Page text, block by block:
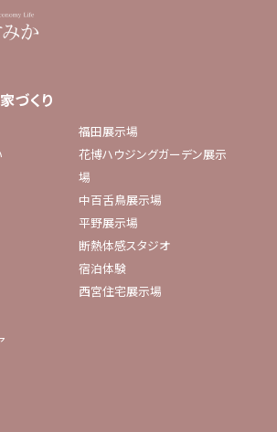
づくり
福田展示場
花博ハウジングガーデン展示
場
中百舌鳥展示場
平野展示場
断熱体感スタジオ
宿泊体験
西宮住宅展示場